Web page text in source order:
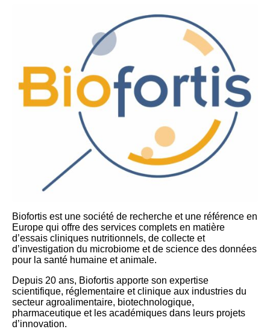
Biofortis est une société de recherche et une référence en
Europe qui offre des services complets en matière
d’essais cliniques nutritionnels, de collecte et
d’investigation du microbiome et de science des données
pour la santé humaine et animale.
Depuis 20 ans, Biofortis apporte son expertise
scientifique, réglementaire et clinique aux industries du
secteur agroalimentaire, biotechnologique,
pharmaceutique et les académiques dans leurs projets
d’innovation.